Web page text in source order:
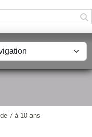
7 à 10 ans